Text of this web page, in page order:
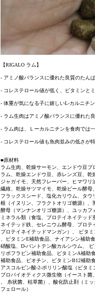
【RIGALO ラム】
- アミノ酸バランスに優れた良質のたん
- コレステロール値が低く、ビタミンと
- 体重が気になる子に嬉しいL-カルニチ
- ラム生肉はアミノ酸バランスに優れた
- ラム肉は、Ｌーカルニチンを食肉では
- コレステロール値も魚肉並みの低さが
■原材料
ラム生肉、乾燥サーモン、エンドウ豆プ
ラム、乾燥エンドウ豆、赤レンズ豆、乾
ジャガイモ、天然フレーバー、ヒマワリ
繊維、乾燥サツマイモ、乾燥ビール酵母
フラックスシード、塩化カリウム、タウ
根（イヌリン、フラクトオリゴ糖源）、
酵母（マンナンオリゴ糖源）、ユッカフ
ミネラル類（食塩、プロテイネイテッド
ネイテッド鉄、セレニウム酵母、プロテ
プロテイネイテッドマンガン）、 ビタ
、ビタミンE補助食品、ナイアシン補助
硝酸塩、D-パントテン酸カルシウム、 ビ
リボフラビン補助食品、ビタミンA補助
補助食品、ビオチン、ビタミンB12補助
アスコルビン酸-2-ポリリン酸塩（ビタミ
プロバイオティクス微生物（イースト菌
、 糸状菌、枯草菌）、酸化防止剤（ミッ
フェロール）